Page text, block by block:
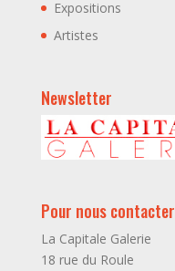
Expositions
Artistes
Newsletter
Pour nous contacter
La Capitale Galerie
18 rue du Roule